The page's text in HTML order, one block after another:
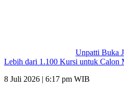
Unpatti Buka
Lebih dari 1.100 Kursi untuk Calon
8 Juli 2026 | 6:17 pm WIB